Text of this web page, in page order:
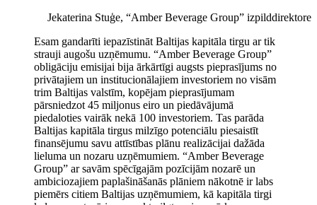
Jekaterina Stuģe, “Amber Beverage Group” izpilddirektore
Esam gandarīti iepazīstināt Baltijas kapitāla tirgu ar tik
strauji augošu uzņēmumu. “Amber Beverage Group”
obligāciju emisijai bija ārkārtīgi augsts pieprasījums no
privātajiem un institucionālajiem investoriem no visām
trim Baltijas valstīm, kopējam pieprasījumam
pārsniedzot 45 miljonus eiro un piedāvājumā
piedaloties vairāk nekā 100 investoriem. Tas parāda
Baltijas kapitāla tirgus milzīgo potenciālu piesaistīt
finansējumu savu attīstības plānu realizācijai dažāda
lieluma un nozaru uzņēmumiem. “Amber Beverage
Group” ar savām spēcīgajām pozīcijām nozarē un
ambiciozajiem paplašināšanās plāniem nākotnē ir labs
piemērs citiem Baltijas uzņēmumiem, kā kapitāla tirgi